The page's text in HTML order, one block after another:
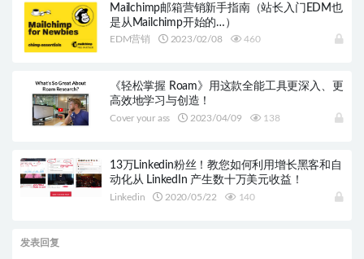
Mailchimp邮箱营销新手指南（站长入门EDM也
是从Mailchimp开始的…）
EDM营销 2023/02/08 460
《轻松掌握 Roam》用这款全能工具更深入、更
高效地学习与创造！
Cover your ass 2023/04/09 138
13万Linkedin粉丝！教您如何利用增长黑客和自
动化从 LinkedIn 产生数十万美元收益！
Linkedin 2020/05/22 140
发表回复